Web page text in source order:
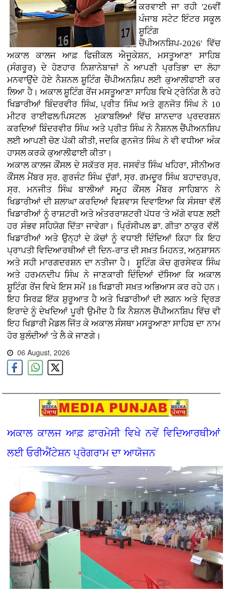
ਕਰਵਾਈ ਜਾ ਰਹੀ '26ਵੀਂ
ਪੰਜਾਬ ਸਟੇਟ ਇੰਟਰ ਸਕੂਲ
ਸ਼ੂਟਿੰਗ
ਚੈਂਪੀਅਨਸ਼ਿਪ-2026' ਵਿੱਚ
ਅਕਾਲ ਕਾਲਜ ਆਫ਼ ਫਿਜ਼ੀਕਲ ਐਜੂਕੇਸ਼ਨ, ਮਸਤੂਆਣਾ ਸਾਹਿਬ
(ਸੰਗਰੂਰ) ਦੇ ਹੋਣਹਾਰ ਨਿਸ਼ਾਨੇਬਾਜ਼ਾਂ ਨੇ ਆਪਣੀ ਪ੍ਰਤਿਭਾ ਦਾ ਲੋਹਾ
ਮਨਵਾਉਂਦੇ ਹੋਏ ਨੈਸ਼ਨਲ ਸ਼ੂਟਿੰਗ ਚੈਂਪੀਅਨਸ਼ਿਪ ਲਈ ਕੁਆਲੀਫਾਈ ਕਰ
ਲਿਆ ਹੈ। ਅਕਾਲ ਸ਼ੂਟਿੰਗ ਰੇਂਜ ਮਸਤੂਆਣਾ ਸਾਹਿਬ ਵਿਖੇ ਟ੍ਰੇਨਿੰਗ ਲੈ ਰਹੇ
ਖਿਡਾਰੀਆਂ ਬਿੰਦਰਵੀਰ ਸਿੰਘ, ਪ੍ਰੀਤ ਸਿੰਘ ਅਤੇ ਗੁਨਜੋਤ ਸਿੰਘ ਨੇ 10
ਮੀਟਰ ਰਾਈਫਲ/ਪਿਸਟਲ ਮੁਕਾਬਲਿਆਂ ਵਿੱਚ ਸ਼ਾਨਦਾਰ ਪ੍ਰਦਰਸ਼ਨ
ਕਰਦਿਆਂ ਬਿੰਦਰਵੀਰ ਸਿੰਘ ਅਤੇ ਪ੍ਰੀਤ ਸਿੰਘ ਨੇ ਨੈਸ਼ਨਲ ਚੈਂਪੀਅਨਸ਼ਿਪ
ਲਈ ਆਪਣੀ ਚੋਣ ਪੱਕੀ ਕੀਤੀ, ਜਦਕਿ ਗੁਨਜੋਤ ਸਿੰਘ ਨੇ ਵੀ ਵਧੀਆ ਅੰਕ
ਹਾਸਲ ਕਰਕੇ ਕੁਆਲੀਫਾਈ ਕੀਤਾ।
ਅਕਾਲ ਕਾਲਜ ਕੌਂਸਲ ਦੇ ਸਕੱਤਰ ਸ੍ਰ. ਜਸਵੰਤ ਸਿੰਘ ਖਹਿਰਾ, ਸੀਨੀਅਰ
ਕੌਂਸਲ ਮੈਂਬਰ ਸ੍ਰ. ਗੁਰਜੰਟ ਸਿੰਘ ਦੁੱਗਾਂ, ਸ੍ਰ. ਗਮਦੂਰ ਸਿੰਘ ਬਹਾਦਰਪੁਰ,
ਸ੍ਰ. ਮਨਜੀਤ ਸਿੰਘ ਬਾਲੀਆਂ ਸਮੂਹ ਕੌਂਸਲ ਮੈਂਬਰ ਸਾਹਿਬਾਨ ਨੇ
ਖਿਡਾਰੀਆਂ ਦੀ ਸ਼ਲਾਘਾ ਕਰਦਿਆਂ ਵਿਸ਼ਵਾਸ ਦਿਵਾਇਆ ਕਿ ਸੰਸਥਾ ਵੱਲੋਂ
ਖਿਡਾਰੀਆਂ ਨੂੰ ਰਾਸ਼ਟਰੀ ਅਤੇ ਅੰਤਰਰਾਸ਼ਟਰੀ ਪੱਧਰ 'ਤੇ ਅੱਗੇ ਵਧਣ ਲਈ
ਹਰ ਸੰਭਵ ਸਹਿਯੋਗ ਦਿੱਤਾ ਜਾਵੇਗਾ। ਪ੍ਰਿੰਸੀਪਲ ਡਾ. ਗੀਤਾ ਠਾਕੁਰ ਵੱਲੋਂ
ਖਿਡਾਰੀਆਂ ਅਤੇ ਉਨ੍ਹਾਂ ਦੇ ਕੋਚਾਂ ਨੂੰ ਵਧਾਈ ਦਿੰਦਿਆਂ ਕਿਹਾ ਕਿ ਇਹ
ਪ੍ਰਾਪਤੀ ਵਿਦਿਆਰਥੀਆਂ ਦੀ ਦਿਨ-ਰਾਤ ਦੀ ਸਖ਼ਤ ਮਿਹਨਤ, ਅਨੁਸ਼ਾਸਨ
ਅਤੇ ਸਹੀ ਮਾਰਗਦਰਸ਼ਨ ਦਾ ਨਤੀਜਾ ਹੈ। ਸ਼ੂਟਿੰਗ ਕੋਚ ਗੁਰਸੇਵਕ ਸਿੰਘ
ਅਤੇ ਹਰਮਨਦੀਪ ਸਿੰਘ ਨੇ ਜਾਣਕਾਰੀ ਦਿੰਦਿਆਂ ਦੱਸਿਆ ਕਿ ਅਕਾਲ
ਸ਼ੂਟਿੰਗ ਰੇਂਜ ਵਿਖੇ ਇਸ ਸਮੇਂ 18 ਖਿਡਾਰੀ ਸਖ਼ਤ ਅਭਿਆਸ ਕਰ ਰਹੇ ਹਨ।
ਇਹ ਸਿਰਫ਼ ਇੱਕ ਸ਼ੁਰੂਆਤ ਹੈ ਅਤੇ ਖਿਡਾਰੀਆਂ ਦੀ ਲਗਨ ਅਤੇ ਦ੍ਰਿੜ
ਇਰਾਦੇ ਨੂੰ ਦੇਖਦਿਆਂ ਪੂਰੀ ਉਮੀਦ ਹੈ ਕਿ ਨੈਸ਼ਨਲ ਚੈਂਪੀਅਨਸ਼ਿਪ ਵਿੱਚ ਵੀ
ਇਹ ਖਿਡਾਰੀ ਮੈਡਲ ਜਿੱਤ ਕੇ ਅਕਾਲ ਸੰਸਥਾ ਮਸਤੂਆਣਾ ਸਾਹਿਬ ਦਾ ਨਾਮ
ਹੋਰ ਬੁਲੰਦੀਆਂ 'ਤੇ ਲੈ ਕੇ ਜਾਣਗੇ।
06 August, 2026
ਅਕਾਲ ਕਾਲਜ ਆਫ਼ ਫ਼ਾਰਮੇਸੀ ਵਿਖੇ ਨਵੇਂ ਵਿਦਿਆਰਥੀਆਂ
ਲਈ ਓਰੀਐਂਟੇਸ਼ਨ ਪ੍ਰੋਗਰਾਮ ਦਾ ਆਯੋਜਨ